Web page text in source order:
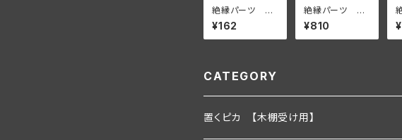
絶縁パーツ ダ
ブルタイプ 単
品【壁面に付け
る場合】
¥162
絶縁パーツ ダ
ブルタイプ 5個
セット【壁面に付
ける場合】
¥810
CATEGORY
置くピカ 【木棚受け用】